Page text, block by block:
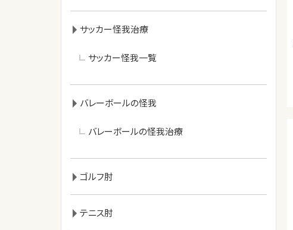
サッカー怪我治療
サッカー怪我一覧
バレーボールの怪我
バレーボールの怪我治療
ゴルフ肘
テニス肘